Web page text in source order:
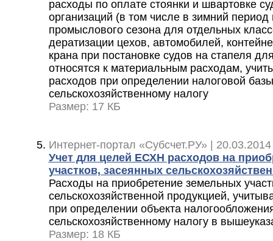
расходы по оплате стоянки и швартовке
организаций (в том числе в зимний период
промыслового сезона для отдельных
дератизации цехов, автомобилей,
крана при постановке судов на стапеля
относятся к материальным расходам,
расходов при определении налоговой
сельскохозяйственному налогу
Размер: 17 КБ
Интернет-портал «Субсчет.РУ» |
Учет для целей ЕСХН расходов на
участков, засеянных
Расходы на приобретение земельных
сельскохозяйственной продукцией,
при определении объекта
сельскохозяйственному налогу в
Размер: 18 КБ